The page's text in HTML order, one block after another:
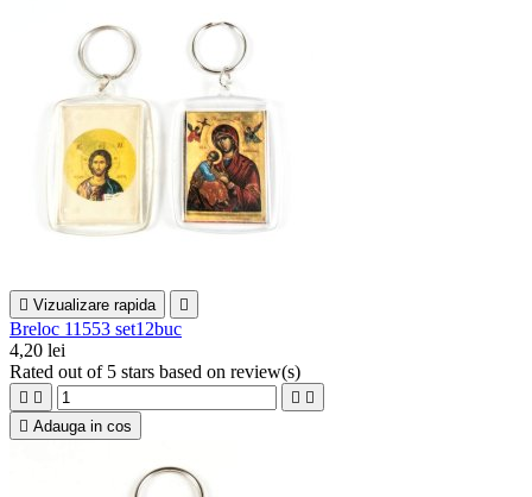
 Vizualizare rapida 
Breloc 11553 set12buc
4,20 lei
Rated out of 5 stars based on review(s)
   
 Adauga in cos